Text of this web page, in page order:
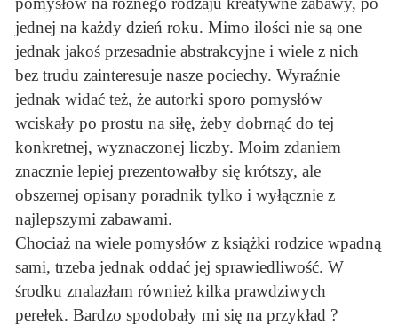
jednej na każdy dzień roku. Mimo ilości nie są one
jednak jakoś przesadnie abstrakcyjne i wiele z nich
bez trudu zainteresuje nasze pociechy. Wyraźnie
jednak widać też, że autorki sporo pomysłów
wciskały po prostu na siłę, żeby dobrnąć do tej
konkretnej, wyznaczonej liczby. Moim zdaniem
znacznie lepiej prezentowałby się krótszy, ale
obszernej opisany poradnik tylko i wyłącznie z
najlepszymi zabawami.
Chociaż na wiele pomysłów z książki rodzice wpadną
sami, trzeba jednak oddać jej sprawiedliwość. W
środku znalazłam również kilka prawdziwych
perełek. Bardzo spodobały mi się na przykład ?